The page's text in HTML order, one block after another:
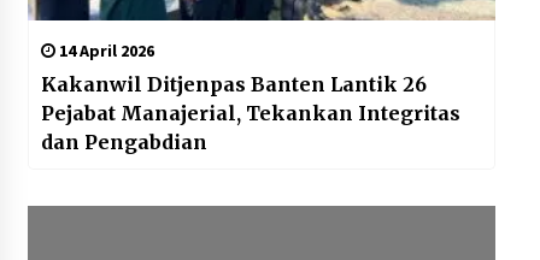
14 April 2026
Kakanwil Ditjenpas Banten Lantik 26
Pejabat Manajerial, Tekankan Integritas
dan Pengabdian